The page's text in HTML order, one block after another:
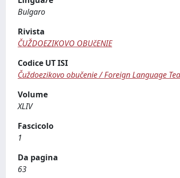
Bulgaro
Rivista
ČUŽDOEZIKOVO OBUčENIE
Codice UT ISI
Čuždoezikovo obučenie / Foreign Language
Volume
XLIV
Fascicolo
1
Da pagina
63